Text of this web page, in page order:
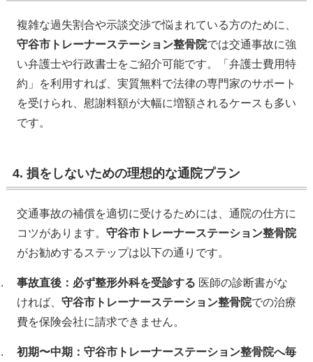
複雑な過失割合や示談交渉で悩まれている方のために、
守谷市トレーナーステーション整骨院では交通事故に強
い弁護士や行政書士をご紹介可能です。「弁護士費用特
約」を利用すれば、実質無料で法律の専門家のサポート
を受けられ、慰謝料額が大幅に増額されるケースも多い
です。
4. 損をしないための理想的な通院プラン
交通事故の補償を適切に受けるためには、通院の仕方に
コツがあります。 守谷市トレーナーステーション整骨院
がお勧めするステップは以下の通りです。
事故直後：必ず整形外科を受診する 医師の診断書がな
ければ、 守谷市トレーナーステーション整骨院での治療
費を保険会社に請求できません。
初期〜中期：守谷市トレーナーステーション整骨院へ毎